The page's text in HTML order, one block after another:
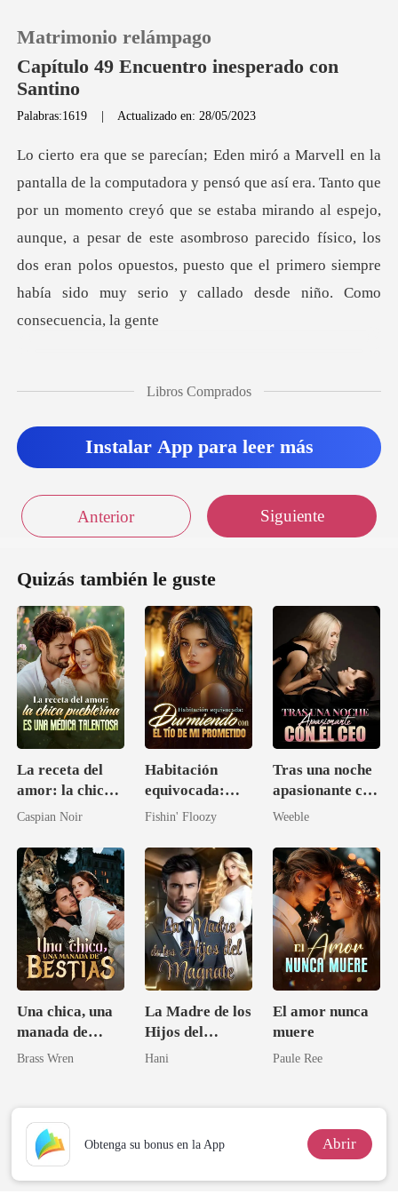
Recargar
Historia
Salir
Matrimonio relámpago
Capítulo 49 Encuentro inesperado con
Santino
Palabras:1619 | Actualizado en: 28/05/2023
or un momento creyó que se estaba mirando al espejo,
aunque, a pesar de este asombroso parecido físico, los
dos eran
Libros Comprados
Instalar App para leer más
Anterior Siguiente
Quizás también le guste
La receta del
amor: la chica
pueblerina es
talentosa
Caspian Noir
Habitación
equivocada:
Durmiendo con
prometido
Fishin' Floozy
Tras una noche
apasionante con
el CEO
Weeble
Una chica, una
manada de
bestias
Brass Wren
La Madre de los
Hijos del
Magnate
Hani
El amor nunca
muere
Paule Ree
Obtenga su bonus en la App Abrir